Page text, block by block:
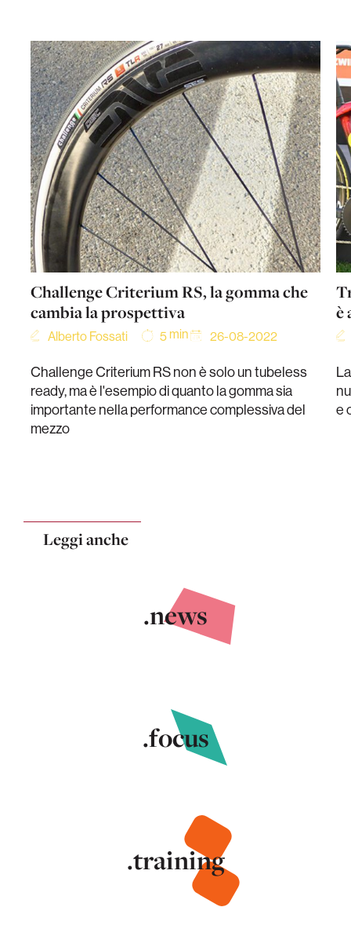
Challenge Criterium RS, la gomma che
cambia la prospettiva
Alberto Fossati 5 min 26-08-2022
Challenge Criterium RS non è solo un tubeless
ready, ma è l'esempio di quanto la gomma sia
importante nella performance complessiva del
mezzo
è
e
Leggi anche
.news
.focus
.training